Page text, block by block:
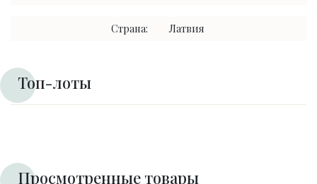
Страна: Латвия
Топ-лоты
Просмотренные товары